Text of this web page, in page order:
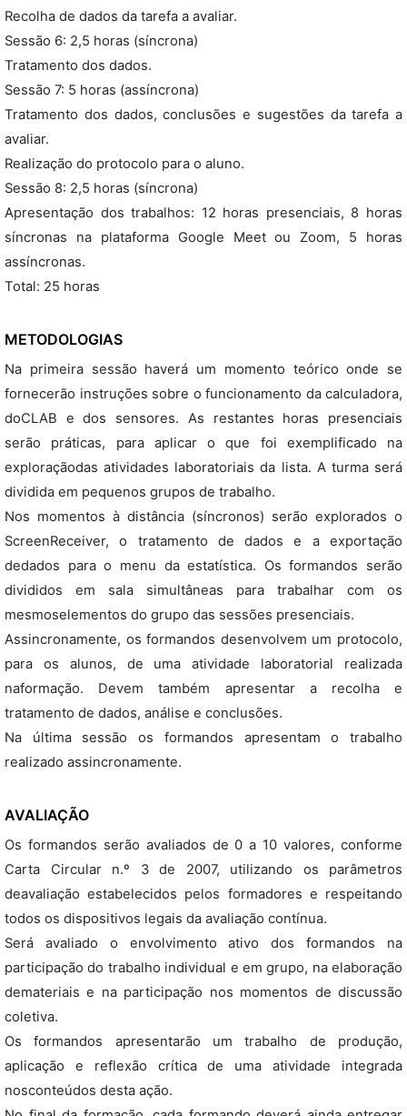
Recolha de dados da tarefa a avaliar.
Sessão 6: 2,5 horas (síncrona)
Tratamento dos dados.
Sessão 7: 5 horas (assíncrona)
Tratamento dos dados, conclusões e sugestões da tarefa a
avaliar.
Realização do protocolo para o aluno.
Sessão 8: 2,5 horas (síncrona)
Apresentação dos trabalhos: 12 horas presenciais, 8 horas
síncronas na plataforma Google Meet ou Zoom, 5 horas
assíncronas.
Total: 25 horas
METODOLOGIAS
Na primeira sessão haverá um momento teórico onde se
fornecerão instruções sobre o funcionamento da calculadora,
doCLAB e dos sensores. As restantes horas presenciais
serão práticas, para aplicar o que foi exemplificado na
exploraçãodas atividades laboratoriais da lista. A turma será
dividida em pequenos grupos de trabalho.
Nos momentos à distância (síncronos) serão explorados o
ScreenReceiver, o tratamento de dados e a exportação
dedados para o menu da estatística. Os formandos serão
divididos em sala simultâneas para trabalhar com os
mesmoselementos do grupo das sessões presenciais.
Assincronamente, os formandos desenvolvem um protocolo,
para os alunos, de uma atividade laboratorial realizada
naformação. Devem também apresentar a recolha e
tratamento de dados, análise e conclusões.
Na última sessão os formandos apresentam o trabalho
realizado assincronamente.
AVALIAÇÃO
Os formandos serão avaliados de 0 a 10 valores, conforme
Carta Circular n.º 3 de 2007, utilizando os parâmetros
deavaliação estabelecidos pelos formadores e respeitando
todos os dispositivos legais da avaliação contínua.
Será avaliado o envolvimento ativo dos formandos na
participação do trabalho individual e em grupo, na elaboração
demateriais e na participação nos momentos de discussão
coletiva.
Os formandos apresentarão um trabalho de produção,
aplicação e reflexão crítica de uma atividade integrada
nosconteúdos desta ação.